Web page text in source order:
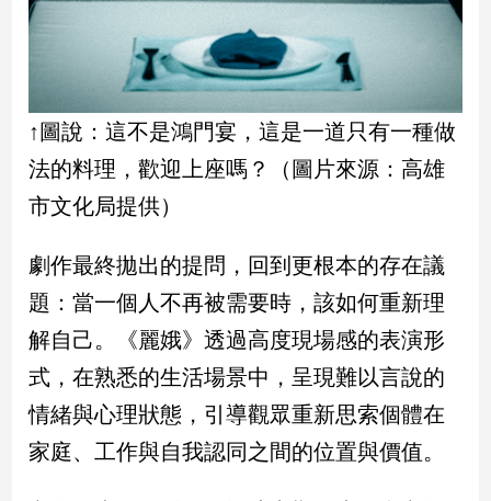
科
運
動
寵
物
影
音
專
區
合
↑圖說：這不是鴻門宴，這是一道只有一種做
法的料理，歡迎上座嗎？（圖片來源：高雄
市文化局提供）
劇作最終拋出的提問，回到更根本的存在議
題：當一個人不再被需要時，該如何重新理
解自己。《麗娥》透過高度現場感的表演形
式，在熟悉的生活場景中，呈現難以言說的
情緒與心理狀態，引導觀眾重新思索個體在
家庭、工作與自我認同之間的位置與價值。